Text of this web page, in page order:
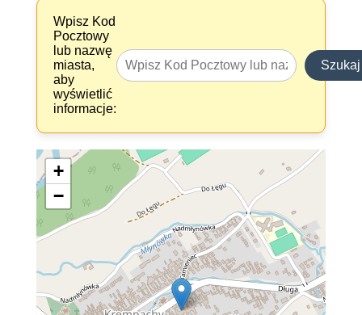
Wpisz Kod
Pocztowy
lub nazwę
miasta,
aby
wyświetlić
informacje:
Szukaj
+
−